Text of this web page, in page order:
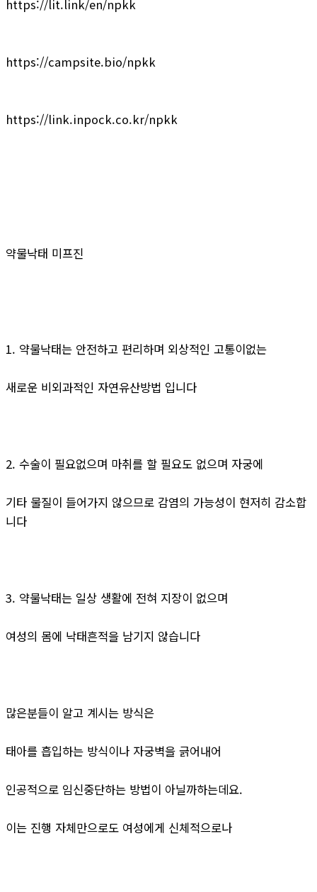
https://lit.link/en/npkk
https://campsite.bio/npkk
https://link.inpock.co.kr/npkk
약물낙태 미프진
1. 약물낙태는 안전하고 편리하며 외상적인 고통이없는
새로운 비외과적인 자연유산방법 입니다
2. 수술이 필요없으며 마취를 할 필요도 없으며 자궁에
기타 물질이 들어가지 않으므로 감염의 가능성이 현저히 감소합
니다
3. 약물낙태는 일상 생활에 전혀 지장이 없으며
여성의 몸에 낙태흔적을 남기지 않습니다
많은분들이 알고 계시는 방식은
태아를 흡입하는 방식이나 자궁벽을 긁어내어
인공적으로 임신중단하는 방법이 아닐까하는데요.
이는 진행 자체만으로도 여성에게 신체적으로나